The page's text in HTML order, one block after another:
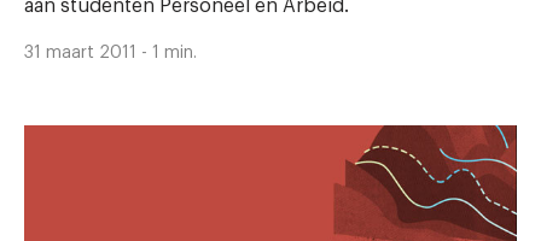
aan studenten Personeel en Arbeid.
31 maart 2011 - 1 min.